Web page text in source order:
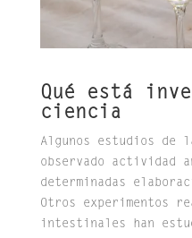
Qué está
ciencia
Algunos estudios de
observado actividad
determinadas
Otros experimentos
intestinales han